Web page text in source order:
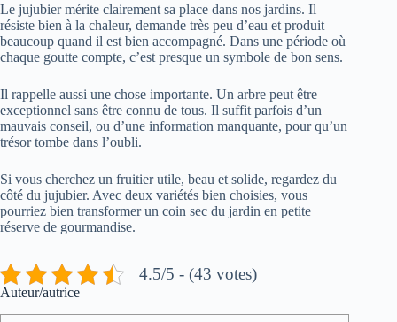
Le jujubier mérite clairement sa place dans nos jardins. Il
résiste bien à la chaleur, demande très peu d’eau et produit
beaucoup quand il est bien accompagné. Dans une période où
chaque goutte compte, c’est presque un symbole de bon sens.
Il rappelle aussi une chose importante. Un arbre peut être
exceptionnel sans être connu de tous. Il suffit parfois d’un
mauvais conseil, ou d’une information manquante, pour qu’un
trésor tombe dans l’oubli.
Si vous cherchez un fruitier utile, beau et solide, regardez du
côté du jujubier. Avec deux variétés bien choisies, vous
pourriez bien transformer un coin sec du jardin en petite
réserve de gourmandise.
4.5/5 - (43 votes)
Auteur/autrice